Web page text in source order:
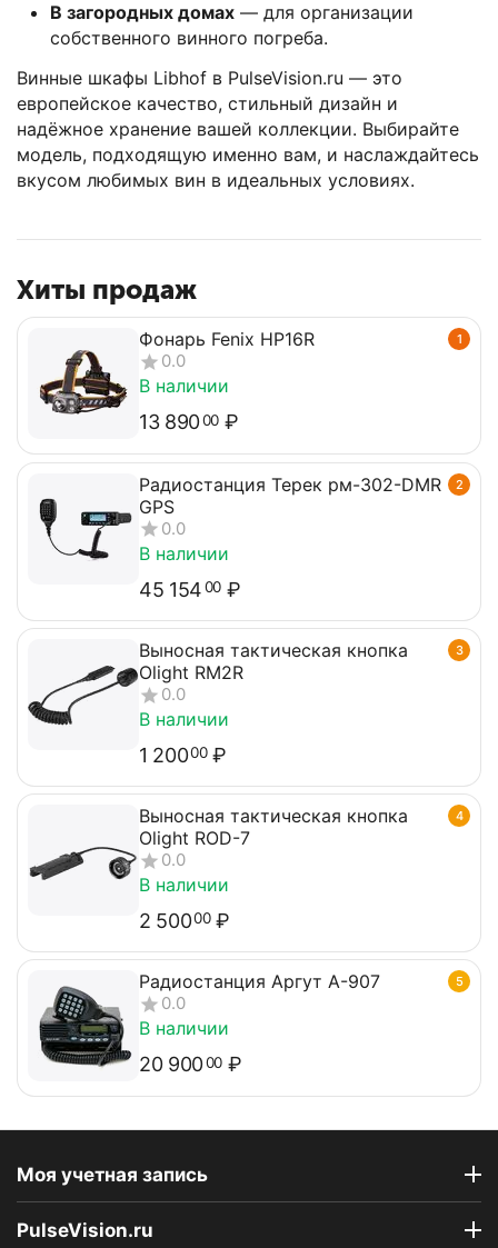
В загородных домах — для организации
собственного винного погреба.
Винные шкафы Libhof в PulseVision.ru — это
европейское качество, стильный дизайн и
надёжное хранение вашей коллекции. Выбирайте
модель, подходящую именно вам, и наслаждайтесь
вкусом любимых вин в идеальных условиях.
Хиты продаж
1
Фонарь Fenix HP16R
0.0
В наличии
13 89000 ₽
2
Радиостанция Терек рм-302-DMR
GPS
0.0
В наличии
45 15400 ₽
3
Выносная тактическая кнопка
Olight RM2R
0.0
В наличии
1 20000 ₽
4
Выносная тактическая кнопка
Olight ROD-7
0.0
В наличии
2 50000 ₽
5
Радиостанция Аргут А-907
0.0
В наличии
20 90000 ₽
Моя учетная запись
PulseVision.ru